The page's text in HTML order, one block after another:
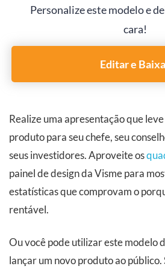
Personalize este modelo e
cara!
Editar e
Realize uma apresentação que
produto para seu chefe, seu
seus investidores. Aproveite os
painel de design da Visme para
estatísticas que comprovam o
rentável.
Ou você pode utilizar este modelo
lançar um novo produto ao público.